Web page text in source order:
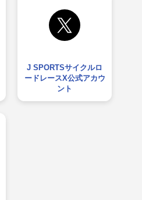
J SPORTSサイクルロ
ードレースX公式アカウ
ント